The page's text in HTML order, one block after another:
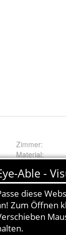
Zimmer:
Material: